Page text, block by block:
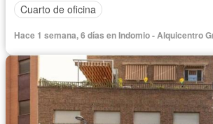
Cuarto de oficina
Hace 1 semana, 6 días en Indomio - Alquicentro